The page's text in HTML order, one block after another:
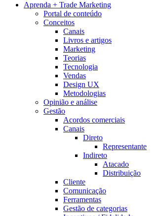
Aprenda + Trade Marketing
Portal de conteúdo
Conceitos
Canais
Livros e artigos
Marketing
Teorias
Tecnologia
Vendas
Design UX
Metodologias
Opinião e análise
Gestão
Acordos comerciais
Canais
Direto
Representante
Indireto
Atacado
Distribuição
Cliente
Comunicação
Ferramentas
Gestão de categorias